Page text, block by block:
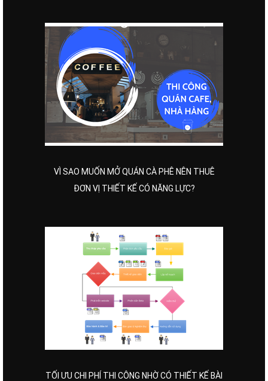
VÌ SAO MUỐN MỞ QUÁN CÀ PHÊ NÊN THUÊ
ĐƠN VỊ THIẾT KẾ CÓ NĂNG LỰC?
TỐI ƯU CHI PHÍ THI CÔNG NHỜ CÓ THIẾT KẾ BÀI